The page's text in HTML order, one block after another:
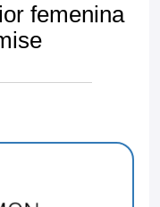
femenina